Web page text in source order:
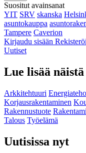
Suositut avainsanat
YIT SRV skanska
asuntokauppa
Tampere Caverion
Kirjaudu sisään
Uutiset
Lue lisää
Arkkitehtuuri
Korjausrakentaminen
Rakennustuote
Talous Työelämä
Uutisissa nyt